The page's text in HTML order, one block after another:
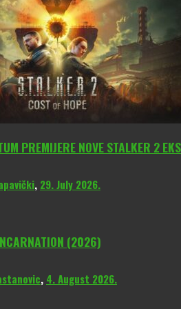
PREMIJERE NOVE STALKER 2
, 29. July 2026.
(2026)
, 4. August 2026.